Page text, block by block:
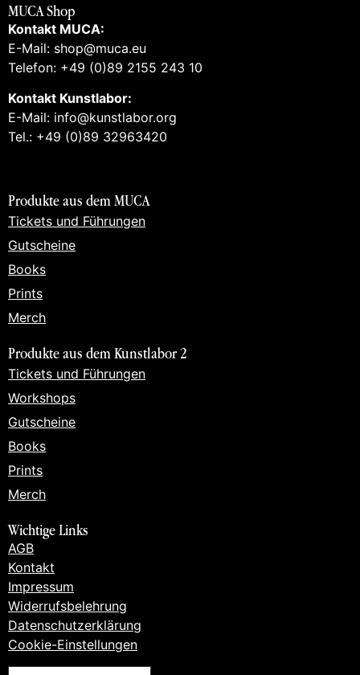
MUCA Shop
Kontakt MUCA:
E-Mail: shop@muca.eu
Telefon: +49 (0)89 2155 243 10
Kontakt Kunstlabor:
E-Mail: info@kunstlabor.org
Tel.: +49 (0)89 32963420
Produkte aus dem MUCA
Tickets und Führungen
Gutscheine
Books
Prints
Merch
Produkte aus dem Kunstlabor 2
Tickets und Führungen
Workshops
Gutscheine
Books
Prints
Merch
Wichtige Links
AGB
Kontakt
Impressum
Widerrufsbelehrung
Datenschutzerklärung
Cookie-Einstellungen